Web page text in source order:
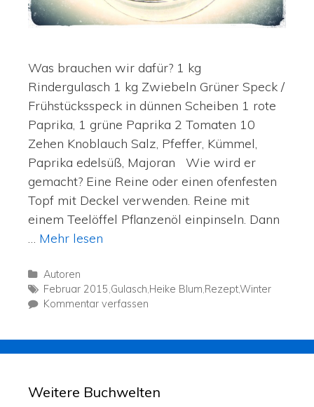
Was brauchen wir dafür? 1 kg
Rindergulasch 1 kg Zwiebeln Grüner Speck /
Frühstücksspeck in dünnen Scheiben 1 rote
Paprika, 1 grüne Paprika 2 Tomaten 10
Zehen Knoblauch Salz, Pfeffer, Kümmel,
Paprika edelsüß, Majoran Wie wird er
gemacht? Eine Reine oder einen ofenfesten
Topf mit Deckel verwenden. Reine mit
einem Teelöffel Pflanzenöl einpinseln. Dann
Mehr lesen
Autoren
Februar 2015,Gulasch,Heike Blum,Rezept,Winter
Kommentar verfassen
Weitere Buchwelten